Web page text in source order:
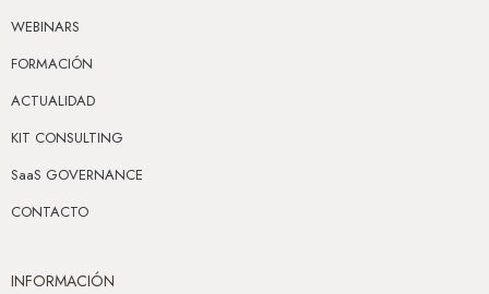
WEBINARS
FORMACIÓN
ACTUALIDAD
KIT CONSULTING
SaaS GOVERNANCE
CONTACTO
INFORMACIÓN